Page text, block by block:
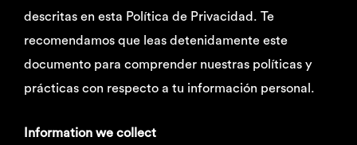
descritas en esta Política de Privacidad. Te
recomendamos que leas detenidamente este
documento para comprender nuestras políticas y
prácticas con respecto a tu información personal.
Information we collect